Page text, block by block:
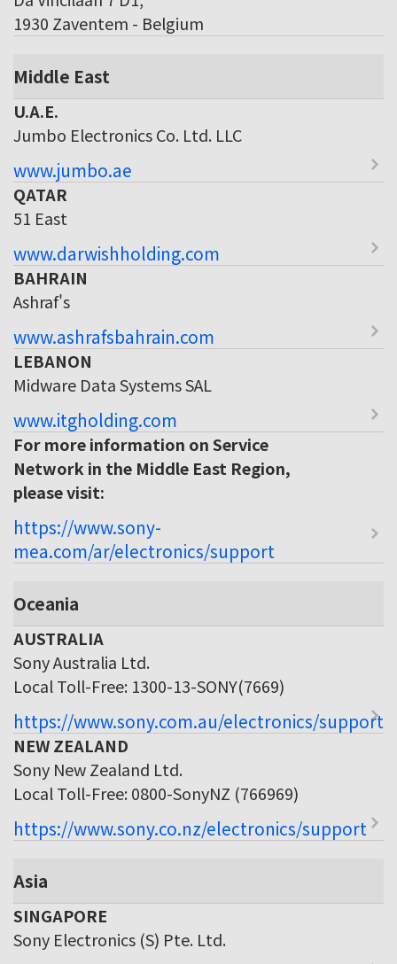
1930 Zaventem - Belgium
Middle East
U.A.E.
Jumbo Electronics Co. Ltd. LLC
www.jumbo.ae
QATAR
51 East
www.darwishholding.com
BAHRAIN
Ashraf's
www.ashrafsbahrain.com
LEBANON
Midware Data Systems SAL
www.itgholding.com
For more information on Service
Network in the Middle East Region,
please visit:
https://www.sony-
mea.com/ar/electronics/support
Oceania
AUSTRALIA
Sony Australia Ltd.
Local Toll-Free: 1300-13-SONY(7669)
https://www.sony.com.au/electronics/support
NEW ZEALAND
Sony New Zealand Ltd.
Local Toll-Free: 0800-SonyNZ (766969)
https://www.sony.co.nz/electronics/support
Asia
SINGAPORE
Sony Electronics (S) Pte. Ltd.